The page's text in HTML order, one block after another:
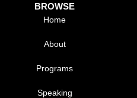
BROWSE
Home
About
Programs
Speaking